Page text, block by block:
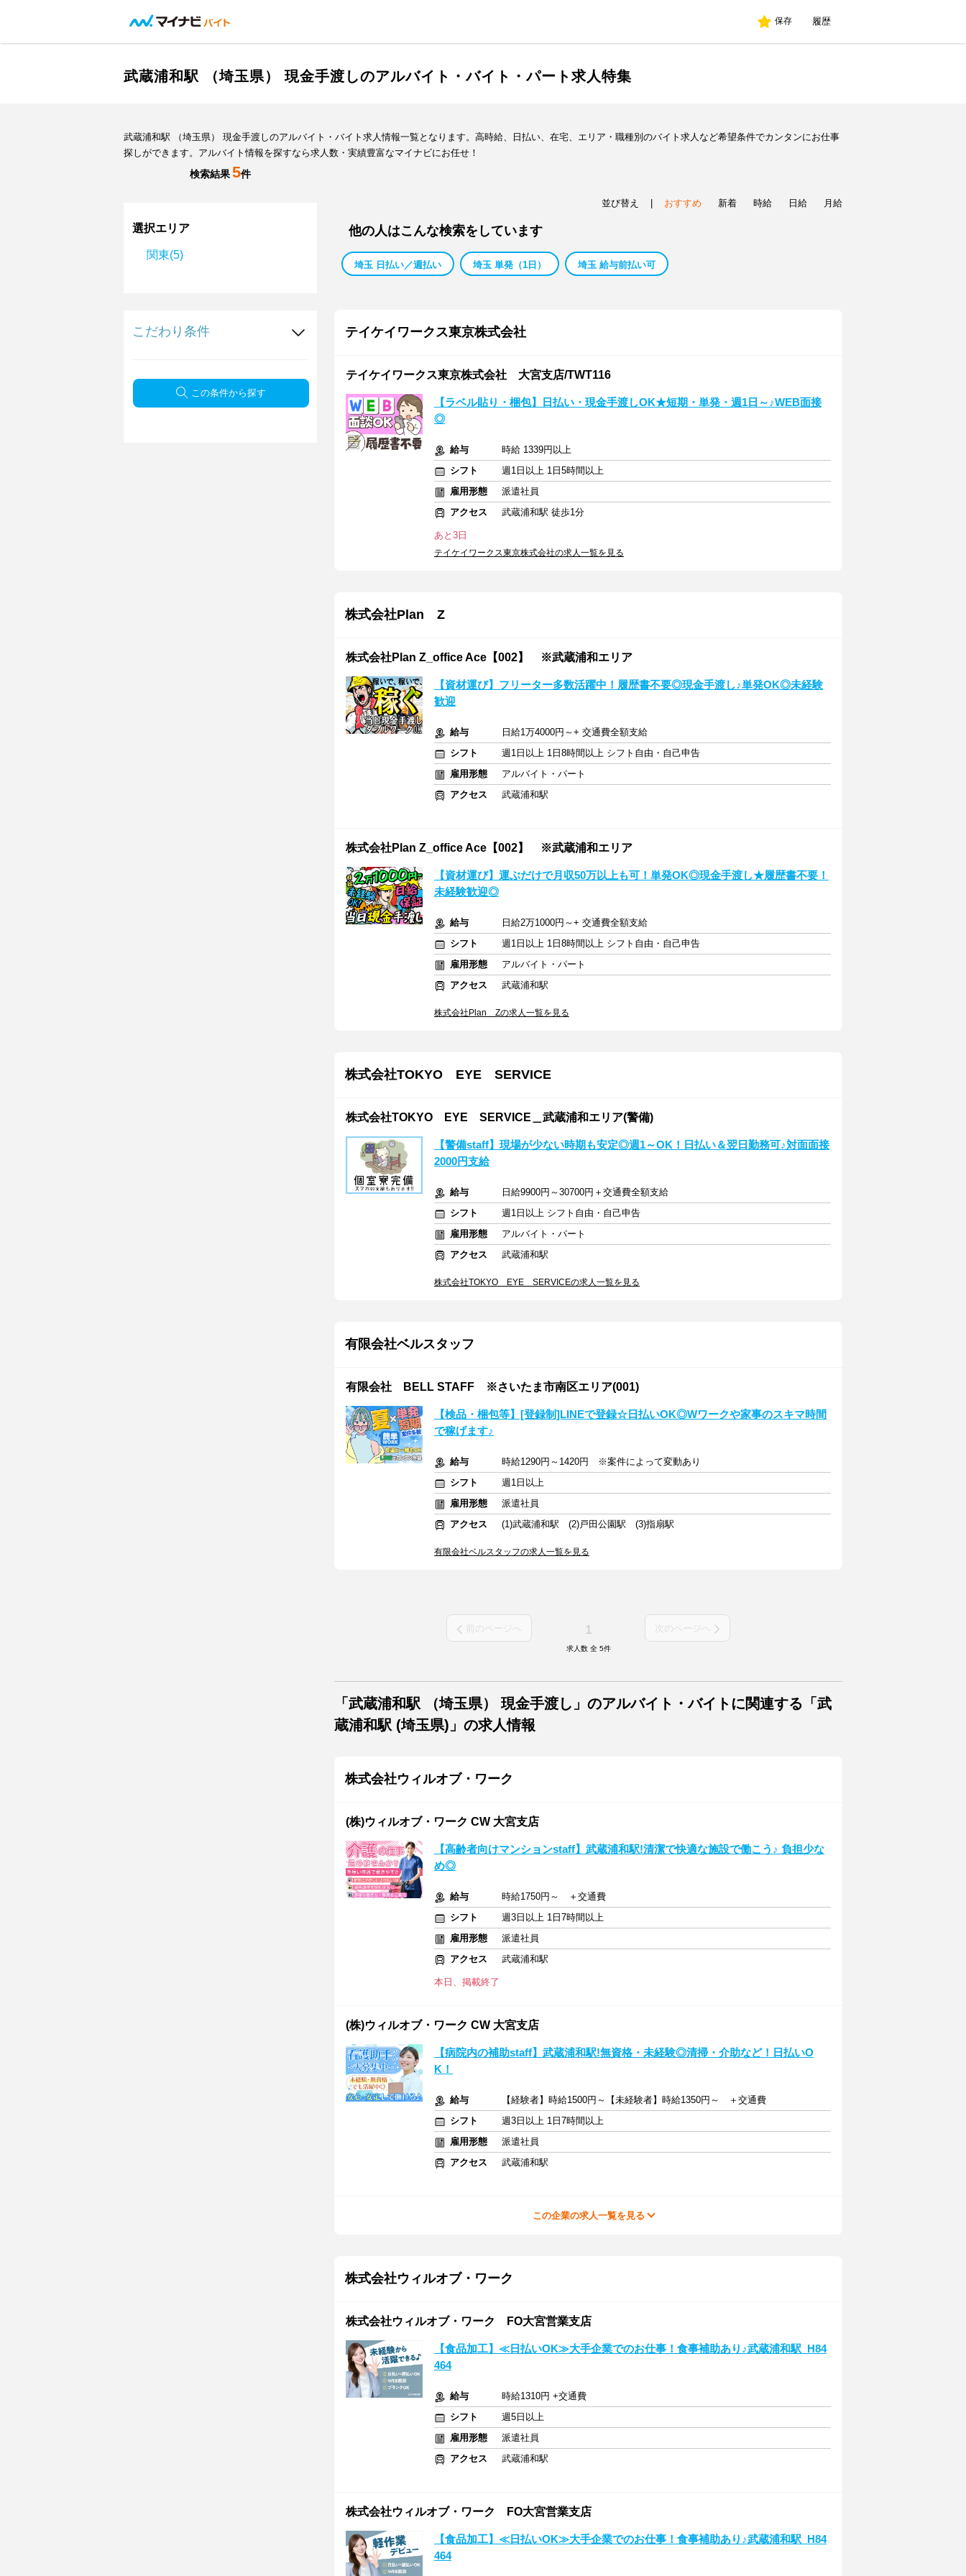
保存 履歴
武蔵浦和駅 （埼玉県） 現金手渡しのアルバイト・バイト・パート求人特集
武蔵浦和駅 （埼玉県） 現金手渡しのアルバイト・バイト求人情報一覧となります。高時給、日払い、在宅、エリア・職種別のバイト求人など希望条件でカンタンにお仕事
探しができます。アルバイト情報を探すなら求人数・実績豊富なマイナビにお任せ！
検索結果5件
選択エリア
関東(5)
こだわり条件
この条件から探す
並び替え おすすめ 新着 時給 日給 月給
他の人はこんな検索をしています
埼玉 日払い／週払い 埼玉 単発（1日） 埼玉 給与前払い可
テイケイワークス東京株式会社
テイケイワークス東京株式会社 大宮支店/TWT116
【ラベル貼り・梱包】日払い・現金手渡しOK★短期・単発・週1日～♪WEB面接
◎
給与
時給 1339円以上
シフト
週1日以上 1日5時間以上
雇用形態
派遣社員
アクセス
武蔵浦和駅 徒歩1分
あと3日
テイケイワークス東京株式会社の求人一覧を見る
株式会社Plan Z
株式会社Plan Z_office Ace【002】 ※武蔵浦和エリア
【資材運び】フリーター多数活躍中！履歴書不要◎現金手渡し♪単発OK◎未経験
歓迎
給与
日給1万4000円～+ 交通費全額支給
シフト
週1日以上 1日8時間以上 シフト自由・自己申告
雇用形態
アルバイト・パート
アクセス
武蔵浦和駅
株式会社Plan Z_office Ace【002】 ※武蔵浦和エリア
【資材運び】運ぶだけで月収50万以上も可！単発OK◎現金手渡し★履歴書不要！
未経験歓迎◎
給与
日給2万1000円～+ 交通費全額支給
シフト
週1日以上 1日8時間以上 シフト自由・自己申告
雇用形態
アルバイト・パート
アクセス
武蔵浦和駅
株式会社Plan Zの求人一覧を見る
株式会社TOKYO EYE SERVICE
株式会社TOKYO EYE SERVICE＿武蔵浦和エリア(警備)
【警備staff】現場が少ない時期も安定◎週1～OK！日払い＆翌日勤務可♪対面面接
2000円支給
給与
日給9900円～30700円＋交通費全額支給
シフト
週1日以上 シフト自由・自己申告
雇用形態
アルバイト・パート
アクセス
武蔵浦和駅
株式会社TOKYO EYE SERVICEの求人一覧を見る
有限会社ベルスタッフ
有限会社 BELL STAFF ※さいたま市南区エリア(001)
【検品・梱包等】[登録制]LINEで登録☆日払いOK◎Wワークや家事のスキマ時間
で稼げます♪
給与
時給1290円～1420円 ※案件によって変動あり
シフト
週1日以上
雇用形態
派遣社員
アクセス
(1)武蔵浦和駅 (2)戸田公園駅 (3)指扇駅
有限会社ベルスタッフの求人一覧を見る
前のページへ 1 次のページへ
求人数 全 5件
「武蔵浦和駅 （埼玉県） 現金手渡し」のアルバイト・バイトに関連する「武
蔵浦和駅 (埼玉県)」の求人情報
株式会社ウィルオブ・ワーク
(株)ウィルオブ・ワーク CW 大宮支店
【高齢者向けマンションstaff】武蔵浦和駅!清潔で快適な施設で働こう♪ 負担少な
め◎
給与
時給1750円～ ＋交通費
シフト
週3日以上 1日7時間以上
雇用形態
派遣社員
アクセス
武蔵浦和駅
本日、掲載終了
(株)ウィルオブ・ワーク CW 大宮支店
【病院内の補助staff】武蔵浦和駅!無資格・未経験◎清掃・介助など！日払いO
K！
給与
【経験者】時給1500円～【未経験者】時給1350円～ ＋交通費
シフト
週3日以上 1日7時間以上
雇用形態
派遣社員
アクセス
武蔵浦和駅
この企業の求人一覧を見る
株式会社ウィルオブ・ワーク
株式会社ウィルオブ・ワーク FO大宮営業支店
【食品加工】≪日払いOK≫大手企業でのお仕事！食事補助あり♪武蔵浦和駅_H84
464
給与
時給1310円 +交通費
シフト
週5日以上
雇用形態
派遣社員
アクセス
武蔵浦和駅
株式会社ウィルオブ・ワーク FO大宮営業支店
【食品加工】≪日払いOK≫大手企業でのお仕事！食事補助あり♪武蔵浦和駅_H84
464